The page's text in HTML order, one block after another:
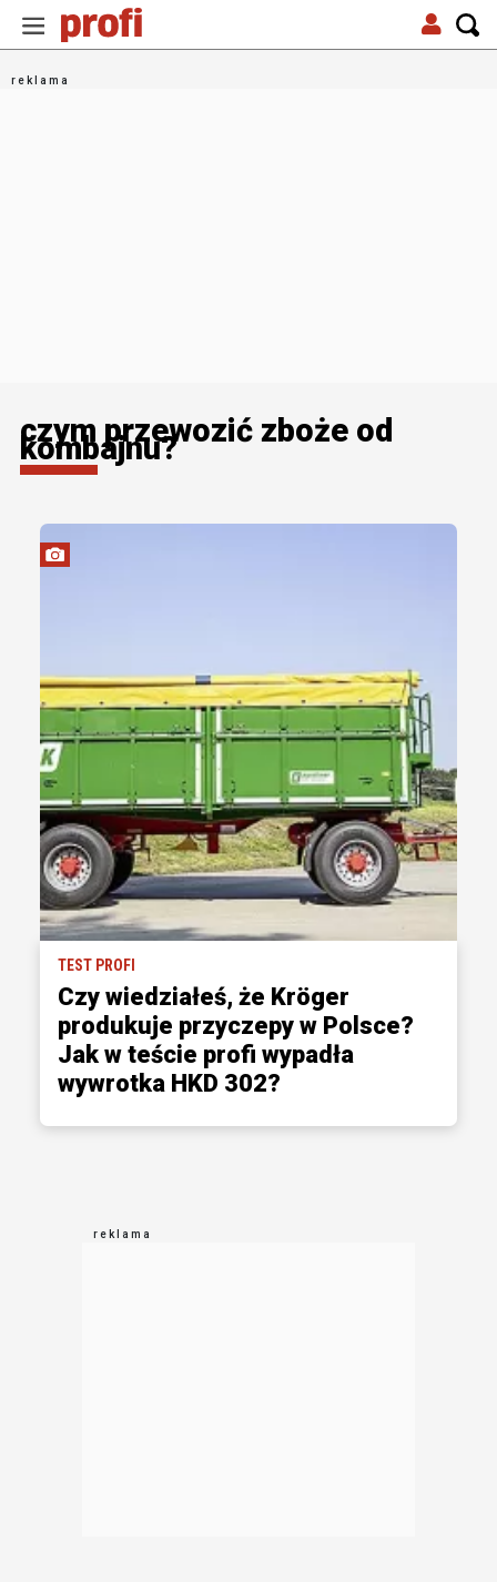
czym przewozić zboże od
kombajnu?
TEST PROFI
Czy wiedziałeś, że Kröger
produkuje przyczepy w Polsce?
Jak w teście profi wypadła
wywrotka HKD 302?